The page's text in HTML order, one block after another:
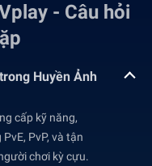
- Câu hỏi
Huyền Ảnh
cấp kỹ năng,
PvP, và tận
chơi kỳ cựu.